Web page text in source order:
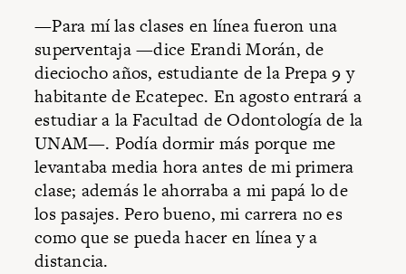
—Para mí las clases en línea fueron una
superventaja —dice Erandi Morán, de
dieciocho años, estudiante de la Prepa 9 y
habitante de Ecatepec. En agosto entrará a
estudiar a la Facultad de Odontología de la
UNAM—. Podía dormir más porque me
levantaba media hora antes de mi primera
clase; además le ahorraba a mi papá lo de
los pasajes. Pero bueno, mi carrera no es
como que se pueda hacer en línea y a
distancia.